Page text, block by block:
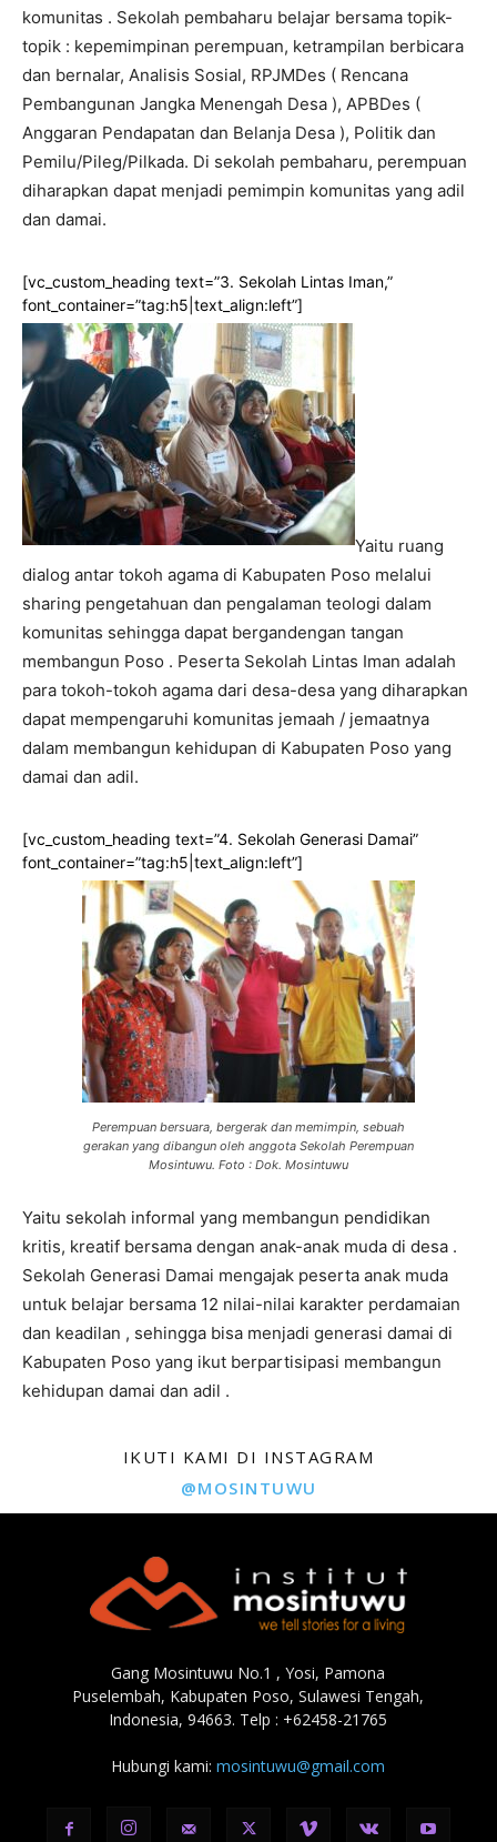
komunitas . Sekolah pembaharu belajar bersama topik-
topik : kepemimpinan perempuan, ketrampilan berbicara
dan bernalar, Analisis Sosial, RPJMDes ( Rencana
Pembangunan Jangka Menengah Desa ), APBDes (
Anggaran Pendapatan dan Belanja Desa ), Politik dan
Pemilu/Pileg/Pilkada. Di sekolah pembaharu, perempuan
diharapkan dapat menjadi pemimpin komunitas yang adil
dan damai.
[vc_custom_heading text=”3. Sekolah Lintas Iman,”
font_container=”tag:h5|text_align:left”]
Yaitu ruang
dialog antar tokoh agama di Kabupaten Poso melalui
sharing pengetahuan dan pengalaman teologi dalam
komunitas sehingga dapat bergandengan tangan
membangun Poso . Peserta Sekolah Lintas Iman adalah
para tokoh-tokoh agama dari desa-desa yang diharapkan
dapat mempengaruhi komunitas jemaah / jemaatnya
dalam membangun kehidupan di Kabupaten Poso yang
damai dan adil.
[vc_custom_heading text=”4. Sekolah Generasi Damai”
font_container=”tag:h5|text_align:left”]
Perempuan bersuara, bergerak dan memimpin, sebuah
gerakan yang dibangun oleh anggota Sekolah Perempuan
Mosintuwu. Foto : Dok. Mosintuwu
Yaitu sekolah informal yang membangun pendidikan
kritis, kreatif bersama dengan anak-anak muda di desa .
Sekolah Generasi Damai mengajak peserta anak muda
untuk belajar bersama 12 nilai-nilai karakter perdamaian
dan keadilan , sehingga bisa menjadi generasi damai di
Kabupaten Poso yang ikut berpartisipasi membangun
kehidupan damai dan adil .
IKUTI KAMI DI INSTAGRAM
@MOSINTUWU
Gang Mosintuwu No.1 , Yosi, Pamona
Puselembah, Kabupaten Poso, Sulawesi Tengah,
Indonesia, 94663. Telp : +62458-21765
Hubungi kami:mosintuwu@gmail.com